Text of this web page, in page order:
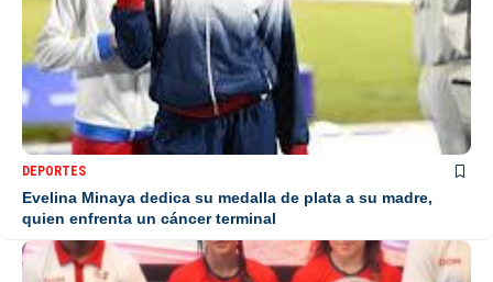
DEPORTES
Evelina Minaya dedica su medalla de plata a su madre,
quien enfrenta un cáncer terminal